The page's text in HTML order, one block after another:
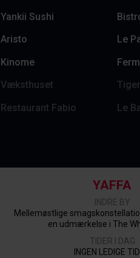
Yankii Sushi
Aristo
Le
Kinome
Væksthuset
Restaurant Fabio Le
YAFFA
INDRE BY
Mellemøstlige
en udmærkelse i The
TIDER I DAG
INGEN LEDIGE